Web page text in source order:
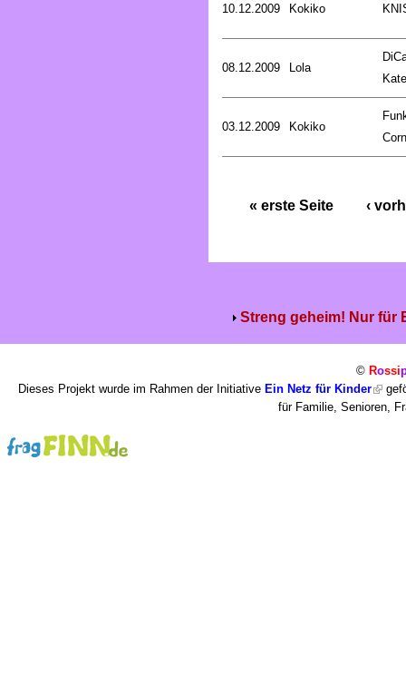
10.12.2009 Kokiko
08.12.2009 Lola
Kate
03.12.2009 Kokiko
« erste Seite ‹
Streng geheim! Nur für
© Rossi
Dieses Projekt wurde im Rahmen der Initiative Ein Netz für Kinder
für Familie, Senioren,